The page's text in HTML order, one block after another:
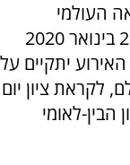
העולמי
בשיתוף ''יד ושם'', יערך ביום חמישי ה-23 בינואר 2020
האירוע יתקיים על
לקראת ציון יום
הבין-לאומי